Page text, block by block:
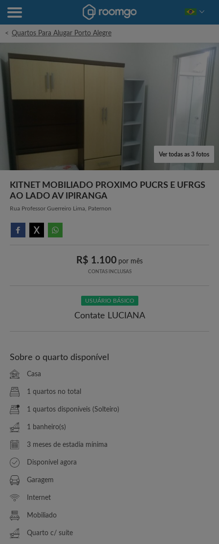
< Quartos Para Alugar Porto Alegre
Ver todas as 3 fotos
KITNET MOBILIADO PROXIMO PUCRS E UFRGS
AO LADO AV IPIRANGA
Rua Professor Guerreiro Lima, Paternon
R$ 1.100 por mês
CONTAS INCLUSAS
USUÁRIO BÁSICO
Contate LUCIANA
Sobre o quarto disponível
Casa
1 quartos no total
1 quartos disponíveis (Solteiro)
1 banheiro(s)
3 meses de estadia mínima
Disponível agora
Garagem
Internet
Mobiliado
Quarto c/ suíte